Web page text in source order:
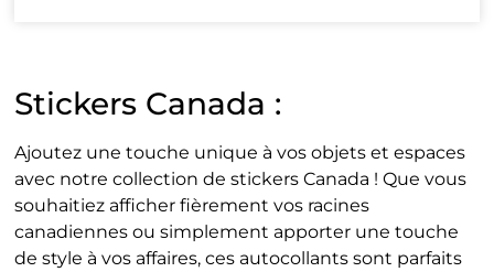
Stickers Canada :
Ajoutez une touche unique à vos objets et espaces
avec notre collection de stickers Canada ! Que vous
souhaitiez afficher fièrement vos racines
canadiennes ou simplement apporter une touche
de style à vos affaires, ces autocollants sont parfaits